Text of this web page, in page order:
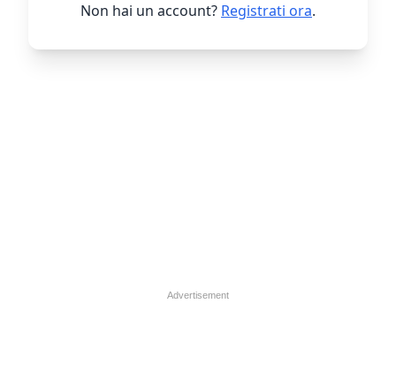
Non hai un account? Registrati ora.